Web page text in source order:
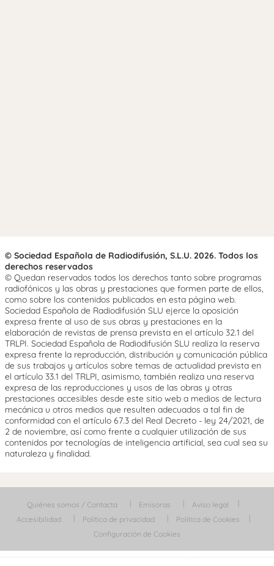
© Sociedad Española de Radiodifusión, S.L.U. 2026. Todos los
derechos reservados
© Quedan reservados todos los derechos tanto sobre programas
radiofónicos y las obras y prestaciones que formen parte de ellos,
como sobre los contenidos publicados en esta página web.
Sociedad Española de Radiodifusión SLU ejerce la oposición
expresa frente al uso de sus obras y prestaciones en la
elaboración de revistas de prensa prevista en el artículo 32.1 del
TRLPI. Sociedad Española de Radiodifusión SLU realiza la reserva
expresa frente la reproducción, distribución y comunicación pública
de sus trabajos y artículos sobre temas de actualidad prevista en
el artículo 33.1 del TRLPI, asimismo, también realiza una reserva
expresa de las reproducciones y usos de las obras y otras
prestaciones accesibles desde este sitio web a medios de lectura
mecánica u otros medios que resulten adecuados a tal fin de
conformidad con el artículo 67.3 del Real Decreto - ley 24/2021, de
2 de noviembre, así como frente a cualquier utilización de sus
contenidos por tecnologías de inteligencia artificial, sea cual sea su
naturaleza y finalidad.
Quiénes somos / Contacta Emisoras
Aviso legal
Accesibilidad
Política de privacidad
Política de Cookies
Configuración de Cookies